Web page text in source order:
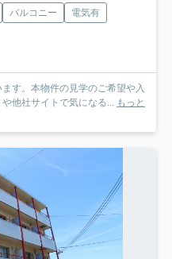
バルコニー
電気有
す。本物件の見学のご希望や入
他社サイトで気になる... もっと